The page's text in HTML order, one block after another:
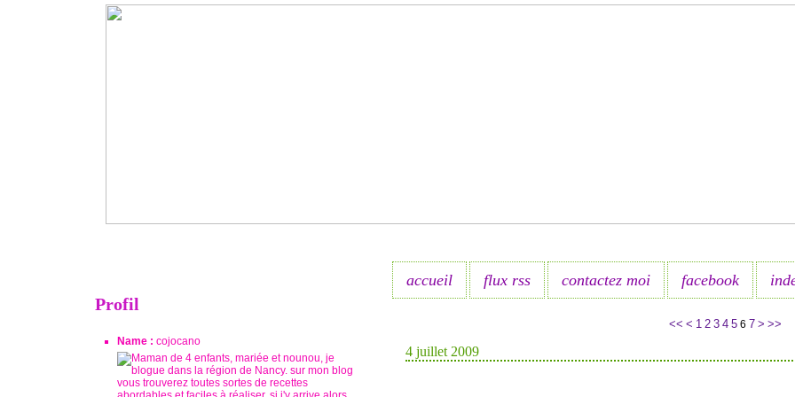
Profil
Name : cojocano
accueil flux rss contactez moi facebook
<< < 1 2 3 4 5 6 7 > >>
4 juillet 2009